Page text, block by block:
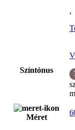
,
Színtónus
Méret